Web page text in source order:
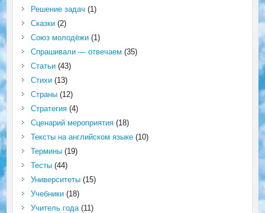
Решение задач (1)
Сказки(2)
Союз молодёжи(1)
Спрашивали — отвечаем (35)
Статьи(43)
Стихи(13)
Страны(12)
Стратегия(4)
Сценарий мероприятия(18)
Тексты на английском языке(10)
Термины(19)
Тесты(44)
Университеты(15)
Учебники(18)
Учитель года(11)